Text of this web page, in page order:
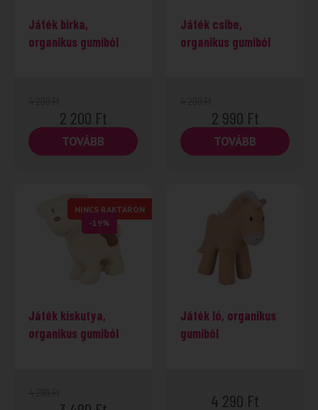
Játék birka,
organikus gumiból
2 200 Ft
TOVÁBB
Játék csibe,
organikus gumiból
2 990 Ft
TOVÁBB
-19%
NINCS RAKTÁRON
Játék kiskutya,
organikus gumiból
Játék ló, organikus
gumiból
4 290 Ft